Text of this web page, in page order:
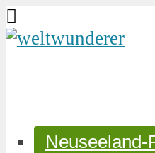
Neuseeland-